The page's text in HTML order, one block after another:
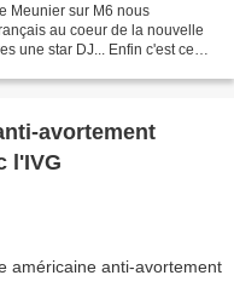
Meunier sur M6 nous
au coeur de la nouvelle
une star DJ... Enfin c'est ce
avortement
l'IVG